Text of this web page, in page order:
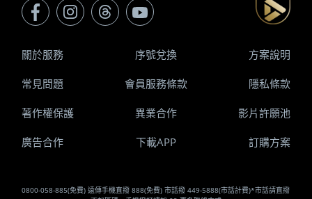
0800-058-885(免費) 遠傳手機直撥 888(免費) 市話撥 449-5888(市話計費)*市話請直撥
關於服務 序號兌換 方案說明
常見問題 會員服務條款 隱私條款
著作權保護 異業合作 影片許願池
廣告合作 下載APP 訂購方案